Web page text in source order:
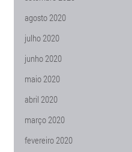
agosto 2020
julho 2020
junho 2020
maio 2020
abril 2020
março 2020
fevereiro 2020